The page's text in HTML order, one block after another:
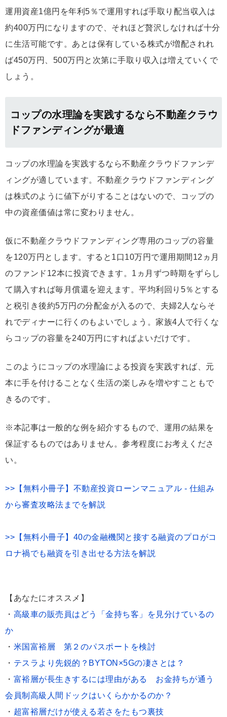
運用資産1億円を年利5％で運用すれば手取り配当収入は
約400万円になりますので、それほど贅沢しなければ十分
に生活可能です。あとは保有している株式が増配されれ
ば450万円、500万円と次第に手取り収入は増えていくで
しょう。
コップの水理論を実践するなら不動産クラウ
ドファンディングが最適
コップの水理論を実践するなら不動産クラウドファンデ
ィングが適しています。不動産クラウドファンディング
は株式のように値下がりすることはないので、コップの
中の資産価値は常に変わりません。
仮に不動産クラウドファンディング専用のコップの容量
を120万円とします。すると1口10万円で運用期間12ヵ月
のファンド12本に投資できます。1ヵ月ずつ時期をずらし
て購入すれば毎月償還を迎えます。平均利回り5％とする
と税引き後約5万円の分配金が入るので、夫婦2人ならそ
れでディナーに行くのもよいでしょう。家族4人で行くな
らコップの容量を240万円にすればよいだけです。
このようにコップの水理論による投資を実践すれば、元
本に手を付けることなく生活の楽しみを増やすこともで
きるのです。
※本記事は一般的な例を紹介するもので、運用の結果を
保証するものではありません。参考程度にお考えくださ
い。
>>【無料小冊子】不動産投資ローンマニュアル - 仕組み
から審査攻略法までを解説
>>【無料小冊子】40の金融機関と接する融資のプロがコ
ロナ禍でも融資を引き出せる方法を解説
【あなたにオススメ】
・ 高級車の販売員はどう「金持ち客」を見分けているの
か
・ 米国富裕層 第２のパスポートを検討
・ テスラより先鋭的？BYTON×5Gの凄さとは？
・ 富裕層が長生きするには理由がある お金持ちが通う
会員制高級人間ドックはいくらかかるのか？
・ 超富裕層だけが使える若さをたもつ裏技